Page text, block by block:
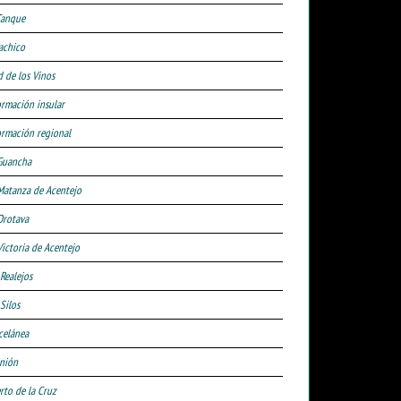
de los Vinos
insular
regional
de Acentejo
de Acentejo
de la Cruz